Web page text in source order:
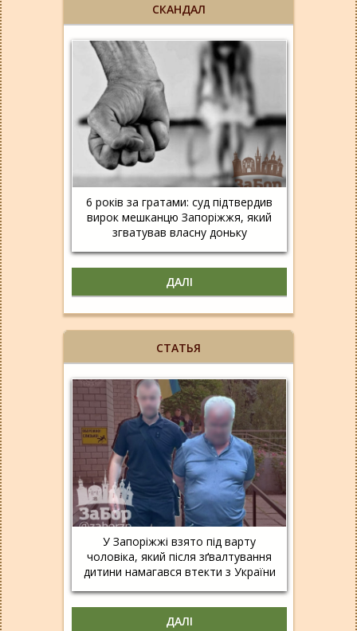
СКАНДАЛ
6 років за гратами: суд підтвердив
вирок мешканцю Запоріжжя, який
згватував власну доньку
ДАЛІ
СТАТЬЯ
У Запоріжжі взято під варту
чоловіка, який після зґвалтування
дитини намагався втекти з України
ДАЛІ